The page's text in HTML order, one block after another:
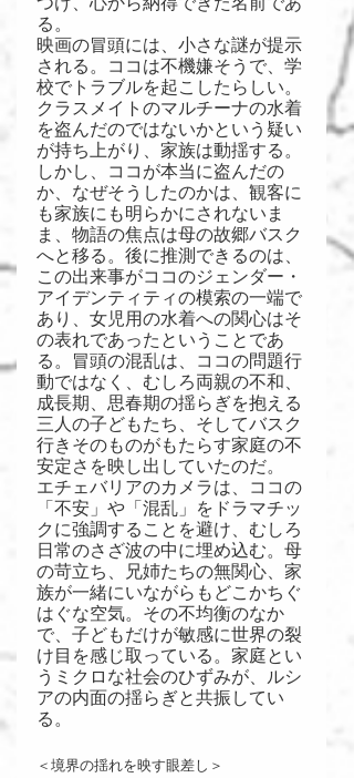
る。
映画の冒頭には、小さな謎が提示
される。ココは不機嫌そうで、学
校でトラブルを起こしたらしい。
クラスメイトのマルチーナの水着
を盗んだのではないかという疑い
が持ち上がり、家族は動揺する。
しかし、ココが本当に盗んだの
か、なぜそうしたのかは、観客に
も家族にも明らかにされないま
ま、物語の焦点は母の故郷バスク
へと移る。後に推測できるのは、
この出来事がココのジェンダー・
アイデンティティの模索の一端で
あり、女児用の水着への関心はそ
の表れであったということであ
る。冒頭の混乱は、ココの問題行
動ではなく、むしろ両親の不和、
成長期、思春期の揺らぎを抱える
三人の子どもたち、そしてバスク
行きそのものがもたらす家庭の不
安定さを映し出していたのだ。
エチェバリアのカメラは、ココの
「不安」や「混乱」をドラマチッ
クに強調することを避け、むしろ
日常のさざ波の中に埋め込む。母
の苛立ち、兄姉たちの無関心、家
族が一緒にいながらもどこかちぐ
はぐな空気。その不均衡のなか
で、子どもだけが敏感に世界の裂
け目を感じ取っている。家庭とい
うミクロな社会のひずみが、ルシ
アの内面の揺らぎと共振してい
る。
＜境界の揺れを映す眼差し＞